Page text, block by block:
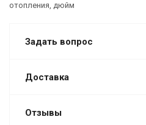
отопления, дюйм
Задать вопрос
Доставка
Отзывы